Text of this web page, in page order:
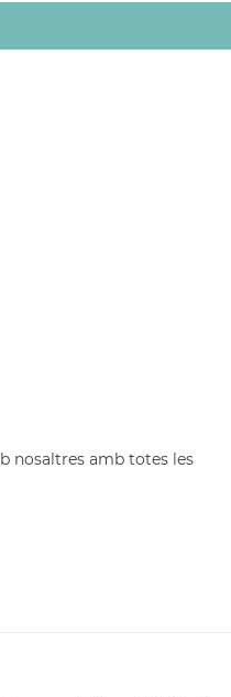
nosaltres amb totes les